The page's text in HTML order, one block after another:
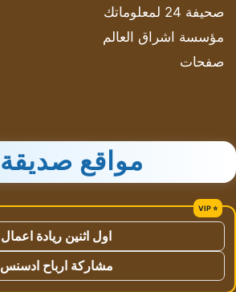
صحيفة 24 لمعلوماتك
مؤسسة اشراق العالم
صفحات
مواقع صديقة
اول اثنين ريادة اعمال
مشاركة ارباح ادسنس